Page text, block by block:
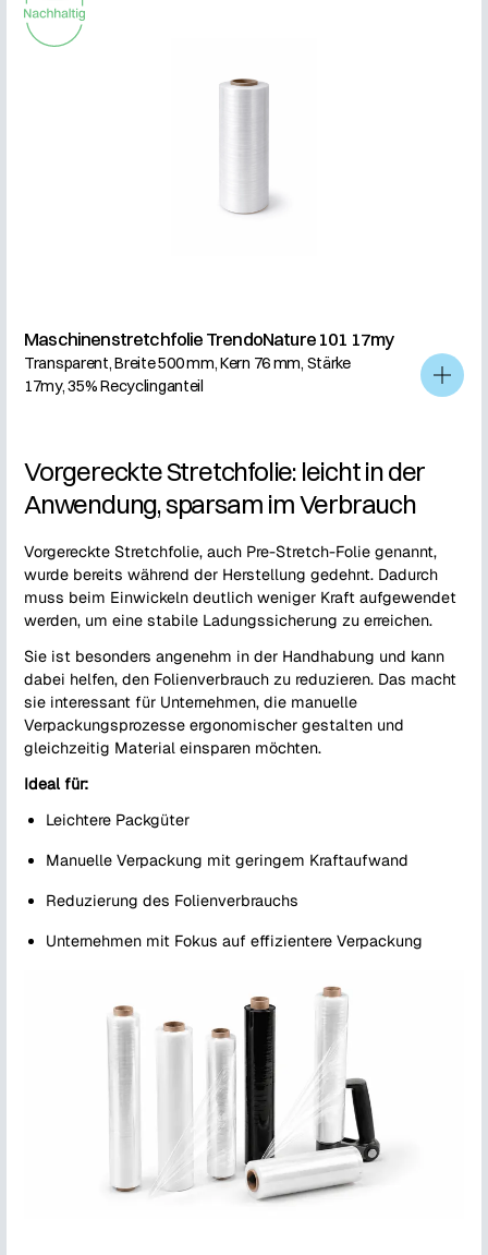
Maschinenstretchfolie TrendoNature 101 17my
Transparent, Breite 500 mm, Kern 76 mm, Stärke
17my, 35% Recyclinganteil
Vorgereckte Stretchfolie: leicht in der
Anwendung, sparsam im Verbrauch
Vorgereckte Stretchfolie, auch Pre-Stretch-Folie genannt,
wurde bereits während der Herstellung gedehnt. Dadurch
muss beim Einwickeln deutlich weniger Kraft aufgewendet
werden, um eine stabile Ladungssicherung zu erreichen.
Sie ist besonders angenehm in der Handhabung und kann
dabei helfen, den Folienverbrauch zu reduzieren. Das macht
sie interessant für Unternehmen, die manuelle
Verpackungsprozesse ergonomischer gestalten und
gleichzeitig Material einsparen möchten.
Ideal für:
Leichtere Packgüter
Manuelle Verpackung mit geringem Kraftaufwand
Reduzierung des Folienverbrauchs
Unternehmen mit Fokus auf effizientere Verpackung